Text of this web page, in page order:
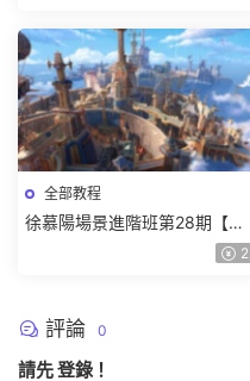
全部教程
徐慕陽場景進階班第28期【畫
2
評論 0
請先登錄 ！